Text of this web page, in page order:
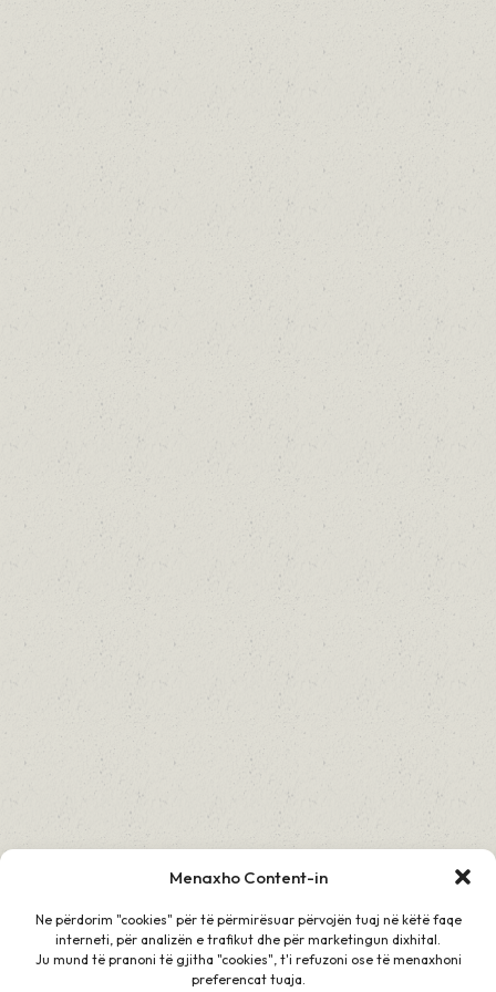
Menaxho Content-in
Ne përdorim "cookies" për të përmirësuar përvojën tuaj në këtë faqe
interneti, për analizën e trafikut dhe për marketingun dixhital.
Ju mund të pranoni të gjitha "cookies", t'i refuzoni ose të menaxhoni
preferencat tuaja.